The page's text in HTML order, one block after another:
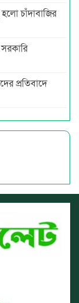
চাঁদাবাজির
প্রতিবাদে